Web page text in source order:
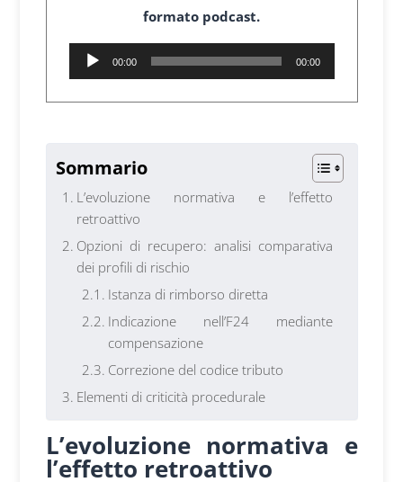
formato podcast.
Audio
Player
00:00 00:00
Sommario
L’evoluzione normativa e l’effetto
retroattivo
Opzioni di recupero: analisi comparativa
dei profili di rischio
Istanza di rimborso diretta
Indicazione nell’F24 mediante
compensazione
Correzione del codice tributo
Elementi di criticità procedurale
L’evoluzione normativa e
l’effetto retroattivo